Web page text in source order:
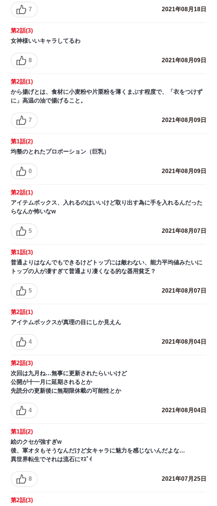
7 2021年08月18日
第2話(3)
女神様いいキャラしてるわ
8 2021年08月09日
第2話(1)
から揚げとは、食材に小麦粉や片栗粉を薄くまぶす程度で、「衣をつけず
に」高温の油で揚げること。
7 2021年08月09日
第1話(2)
均整のとれたプロポーション（巨乳）
0 2021年08月09日
第2話(1)
アイテムボックス、入れるのはいいけど取り出す為に手を入れるんだった
らなんか怖いなw
5 2021年08月07日
第1話(3)
普通よりはなんでもできるけどトップには敵わない、能力平均値みたいに
トップの人が凄すぎて普通より凄くなる的な器用貧乏？
5 2021年08月07日
第2話(1)
アイテムボックスが真理の目にしか見えん
4 2021年08月04日
第2話(3)
次回は九月ね…無事に更新されたらいいけど
公開が十一月に延期されるとか
先読分の更新後に無期限休載の可能性とか
4 2021年08月04日
第1話(2)
絵のクセが強すぎw
後、軍オタもそうなんだけど女キャラに魅力を感じないんだよな…
異世界転生でそれは流石にﾏｽﾞｲ
8 2021年07月25日
第2話(3)